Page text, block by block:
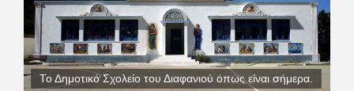
Το Δημοτικό Σχολείο του Διαφανιού όπως είναι σήμερα.